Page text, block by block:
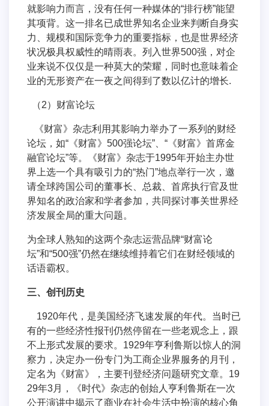
就影响力而言，没有任何一种媒体的“排行榜”能望
其项背。这一排名已成世界知名企业来判断自身实
力、规模和国际竞争力的重要指标，也是世界经济
状况极具权威性的晴雨表。列入世界500强，对企
业来说不仅仅是一种莫大的荣耀，同时也意味着企
业的无形资产在一夜之间得到了数以亿计的增长.
（2）财富论坛
《财富》杂志利用其影响力举办了一系列的财经
论坛，如“《财富》500强论坛”、“《财富》首席金
融官论坛”等。《财富》杂志于1995年开始主办世
界上选一个具有吸引力的“热门”地点举行一次，邀
请全球跨国公司的董事长、总裁、首席执行官及世
界知名的政治家和学者参加，共同探讨事关世界经
济发展全局的重大问题。
为全球人熟知的这两个杂志运营品牌“财富论
坛”和“500强”仍然在继续维持着它们在财经领域的
话语霸权。
三、创刊历史
1920年代，是美国经济飞速发展的年代。当时已
有的一些经济性报刊仍然停留在一些老观念上，跟
不上形式发展的要求。1929年亨利鲁斯以惊人的洞
察力，决定办一份专门为工商企业界服务的月刊，
定名为《财富》，主要刊登经济问题研究文章。19
29年3月，《时代》杂志的创始人亨利鲁斯在一次
公开演讲中揭示了商业在社会生活中扮演的核心角